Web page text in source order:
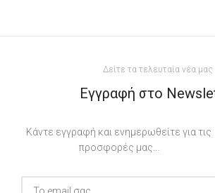
Δείτε τα τελευταία νέα μας
Εγγραφή στο
Κάντε εγγραφή και ενημερωθείτε για τις
προσφορές μας...